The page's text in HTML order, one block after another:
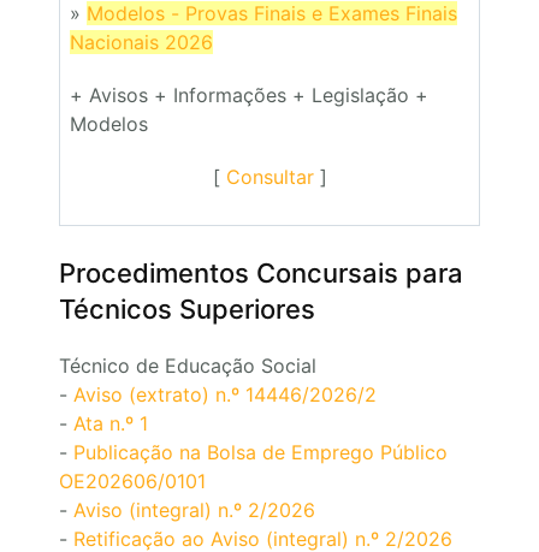
» Modelos - Provas Finais e Exames Finais
Nacionais 2026
+ Avisos + Informações + Legislação +
Modelos
[ Consultar]
Procedimentos Concursais para
Técnicos Superiores
Técnico de Educação Social
- Aviso (extrato) n.º 14446/2026/2
- Ata n.º 1
- Publicação na Bolsa de Emprego Público
OE202606/0101
- Aviso (integral) n.º 2/2026
- Retificação ao Aviso (integral) n.º 2/2026